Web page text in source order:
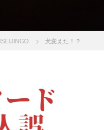
犬変えた！？